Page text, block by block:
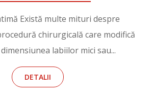
Există multe mituri despre
chirurgicală care modifică
labiilor mici sau...
DETALII